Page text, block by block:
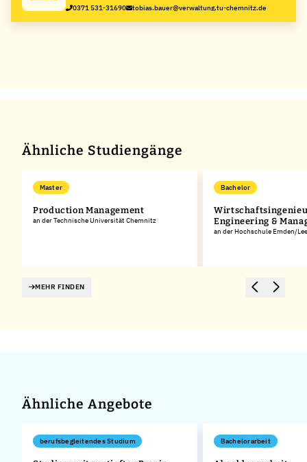
0371 531-31690 tobias.bauer@verwaltung.tu-chemnitz.de
Ähnliche Studiengänge
Master
Production Management
an der Technische Universität Chemnitz
Bachelor
Engineering &
an der Hochschule Emden/
MEHR FINDEN
Ähnliche Angebote
berufsbegleitendes Studium Bachelorarbeit